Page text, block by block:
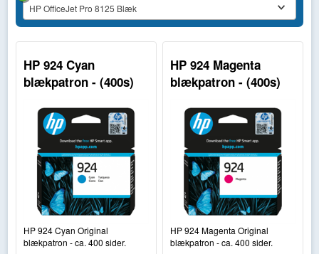
HP OfficeJet Pro 8125 Blæk
HP 924 Cyan
blækpatron - (400s)
HP 924 Cyan Original
blækpatron - ca. 400 sider.
HP 924 Magenta
blækpatron - (400s)
HP 924 Magenta Original
blækpatron - ca. 400 sider.